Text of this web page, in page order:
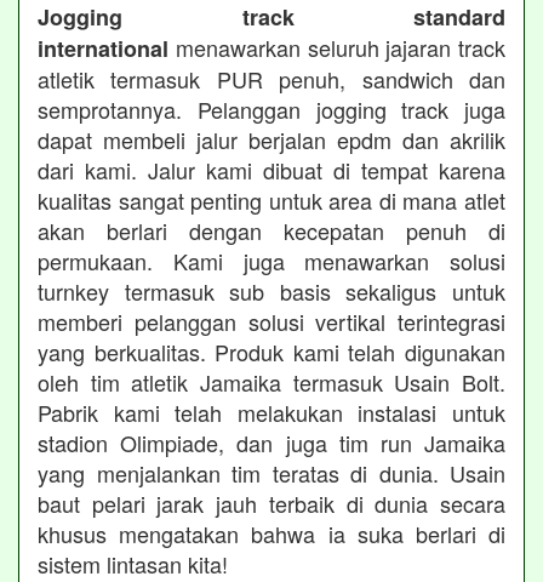
Jogging track standard
international menawarkan seluruh jajaran track
atletik termasuk PUR penuh, sandwich dan
semprotannya. Pelanggan jogging track juga
dapat membeli jalur berjalan epdm dan akrilik
dari kami. Jalur kami dibuat di tempat karena
kualitas sangat penting untuk area di mana atlet
akan berlari dengan kecepatan penuh di
permukaan. Kami juga menawarkan solusi
turnkey termasuk sub basis sekaligus untuk
memberi pelanggan solusi vertikal terintegrasi
yang berkualitas. Produk kami telah digunakan
oleh tim atletik Jamaika termasuk Usain Bolt.
Pabrik kami telah melakukan instalasi untuk
stadion Olimpiade, dan juga tim run Jamaika
yang menjalankan tim teratas di dunia. Usain
baut pelari jarak jauh terbaik di dunia secara
khusus mengatakan bahwa ia suka berlari di
sistem lintasan kita!